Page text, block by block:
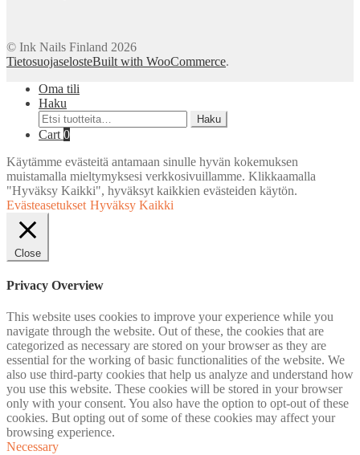
© Ink Nails Finland 2026
TietosuojaselosteBuilt with WooCommerce.
Oma tili
Haku
Etsi:
Haku
Cart 0
Käytämme evästeitä antamaan sinulle hyvän kokemuksen
muistamalla mieltymyksesi verkkosivuillamme. Klikkaamalla
"Hyväksy Kaikki", hyväksyt kaikkien evästeiden käytön.
Evästeasetukset Hyväksy Kaikki
Close
Privacy Overview
This website uses cookies to improve your experience while you
navigate through the website. Out of these, the cookies that are
categorized as necessary are stored on your browser as they are
essential for the working of basic functionalities of the website. We
also use third-party cookies that help us analyze and understand how
you use this website. These cookies will be stored in your browser
only with your consent. You also have the option to opt-out of these
cookies. But opting out of some of these cookies may affect your
browsing experience.
Necessary